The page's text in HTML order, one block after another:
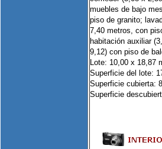
muebles de bajo
piso de granito;
7,40 metros, con
habitación auxiliar
9,12) con piso de
Lote: 10,00 x 18,87
Superficie del lote:
Superficie cubierta:
Superficie